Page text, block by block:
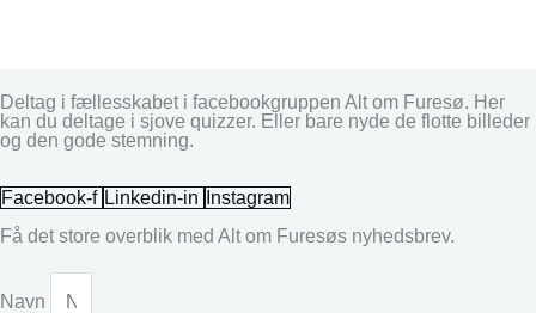
Deltag i fællesskabet i facebookgruppen Alt om Furesø. Her
kan du deltage i sjove quizzer. Eller bare nyde de flotte billeder
og den gode stemning.
Facebook-f Linkedin-in
Instagram
Få det store overblik med Alt om Furesøs nyhedsbrev.
Navn